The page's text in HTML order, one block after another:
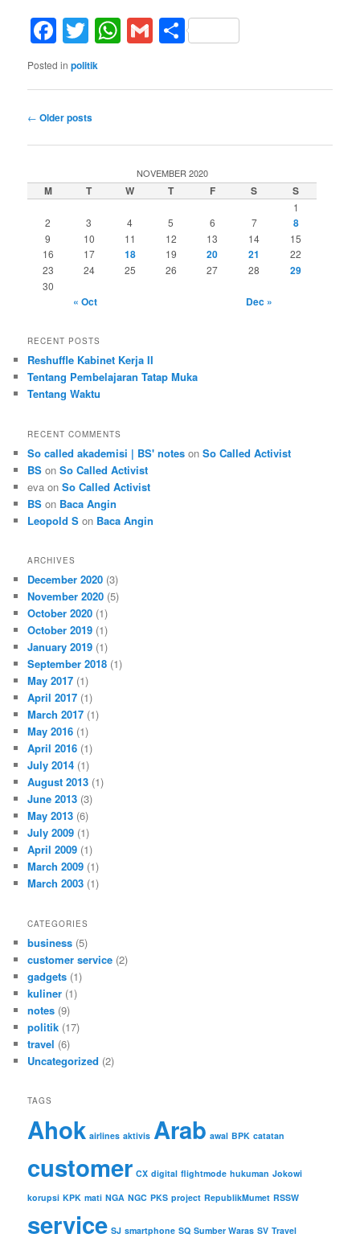
Facebook
Twitter
WhatsApp
Gmail
Share
Posted in politik
Post
← Older posts
NOVEMBER 2020
M T W T F S S
1
2
3 4 5 6 7 8
9 10 11 12 13 14
15
16
17 18 19 20 21
22
23
24 25 26 27 28 29
30
« Oct Dec »
RECENT POSTS
Reshuffle Kabinet Kerja II
Tentang Pembelajaran Tatap Muka
Tentang Waktu
RECENT COMMENTS
So called akademisi | BS' notes onSo Called Activist
BS onSo Called Activist
eva onSo Called Activist
BS on Baca Angin
Leopold S on Baca Angin
ARCHIVES
December 2020 (3)
November 2020 (5)
October 2020 (1)
October 2019 (1)
January 2019 (1)
September 2018 (1)
May 2017 (1)
April 2017 (1)
March 2017 (1)
May 2016 (1)
April 2016 (1)
July 2014 (1)
August 2013 (1)
June 2013 (3)
May 2013 (6)
July 2009 (1)
April 2009 (1)
March 2009 (1)
March 2003 (1)
CATEGORIES
business (5)
customer service (2)
gadgets (1)
kuliner (1)
notes (9)
politik (17)
travel (6)
Uncategorized (2)
TAGS
Ahok airlines aktivis Arab awal BPK catatan
customer CX digital flightmode hukuman Jokowi
korupsi KPK mati NGA NGC PKS project RepublikMumet RSSW
service SJ smartphone SQ Sumber Waras SV Travel